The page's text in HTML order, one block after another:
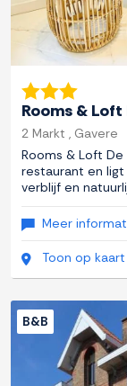
Rooms & Loft
2 Markt , Gavere
Rooms & Loft De
restaurant en
verblijf en
Meer
Toon op kaart
B&B